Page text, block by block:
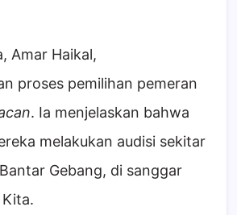
Amar Haikal,
proses pemilihan pemeran
. Ia menjelaskan bahwa
melakukan audisi sekitar
Gebang, di sanggar